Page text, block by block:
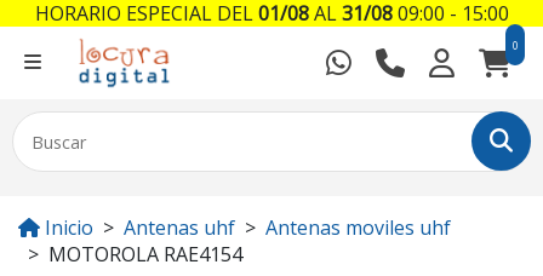
0
Inicio Antenas uhf
Antenas moviles uhf
MOTOROLA RAE4154
HORARIO ESPECIAL DEL01/08AL31/0809:00 - 15:00